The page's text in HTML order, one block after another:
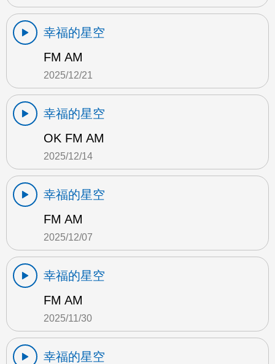
幸福的星空
FM AM
2025/12/21
幸福的星空
OK FM AM
2025/12/14
幸福的星空
FM AM
2025/12/07
幸福的星空
FM AM
2025/11/30
幸福的星空